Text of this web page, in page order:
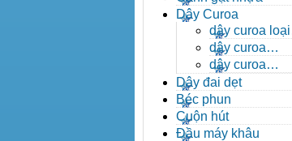
Dây Curoa
dây curoa loại
A,B,C,D,E
dây curoa
dây curoa
Dây đai dẹt
Béc phun
Cuộn hút
Đầu máy khâu